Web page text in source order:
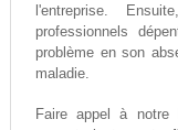
l'entreprise.
professionnels
problème en son
maladie.
Faire appel à notre